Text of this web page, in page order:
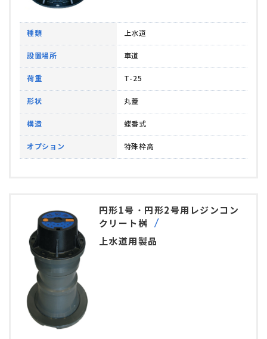
種類 上水道
設置場所 車道
荷重 T-25
形状 丸蓋
構造 蝶番式
オプション 特殊枠高
円形1号・円形2号用レジンコン
クリート桝
上水道用製品